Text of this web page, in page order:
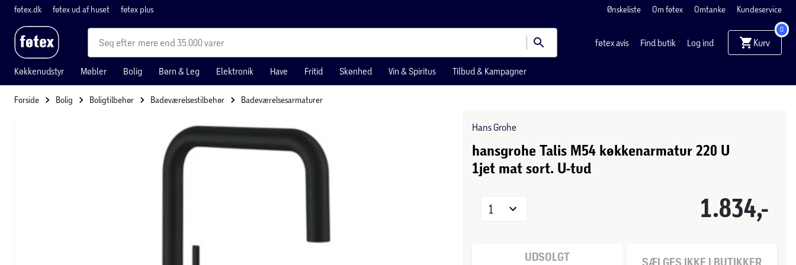
føtex.dk føtex ud af huset føtex plus Ønskeliste Om føtex Omtanke Kundeservice
mere end 35.000 varer føtex avis Find butik Log ind Kurv
0
Køkkenudstyr Møbler Bolig Børn & Leg Elektronik Have Fritid Skønhed Vin & Spiritus Tilbud & Kampagner
Forside Bolig Boligtilbehør Badeværelsestilbehør Badeværelsesarmaturer
Hans Grohe
hansgrohe Talis M54 køkkenarmatur 220 U
1jet mat sort. U-tud
1.834,-
1
UDSOLGT SÆLGES IKKE I BUTIKKER